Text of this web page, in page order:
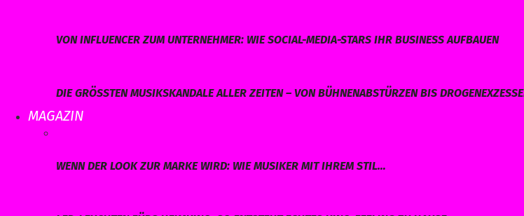
VON INFLUENCER ZUM UNTERNEHMER: WIE SOCIAL-MEDIA-STARS IHR BUSINESS AUFBAUEN
DIE GRÖSSTEN MUSIKSKANDALE ALLER ZEITEN – VON BÜHNENABSTÜRZEN BIS DROGENEXZESSEN
MAGAZIN
WENN DER LOOK ZUR MARKE WIRD: WIE MUSIKER MIT IHREM STIL…